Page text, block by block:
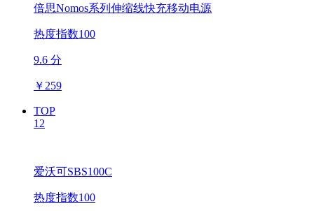
倍思Nomos系列伸缩线快充移动电源
热度指数100
9.6 分
￥ 259
TOP
12
爱沃可SBS100C
热度指数100